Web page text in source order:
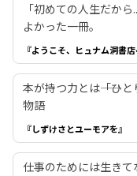
「初めての人生だか
よかった一冊。
『ようこそ、ヒュナム洞書店
本が持つ力とは――「ひ
物語
『しずけさとユーモアを』
仕事のためには生きて